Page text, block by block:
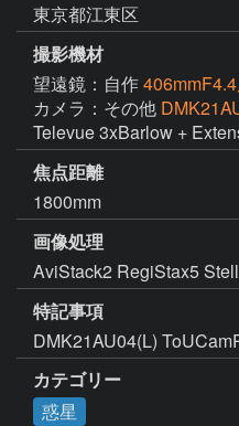
東京都江東区
撮影機材
望遠鏡：自作
カメラ：その他
Televue 3xBarlow +
焦点距離
1800mm
画像処理
AviStack2 RegiStax5
特記事項
DMK21AU04(L)
カテゴリー
惑星